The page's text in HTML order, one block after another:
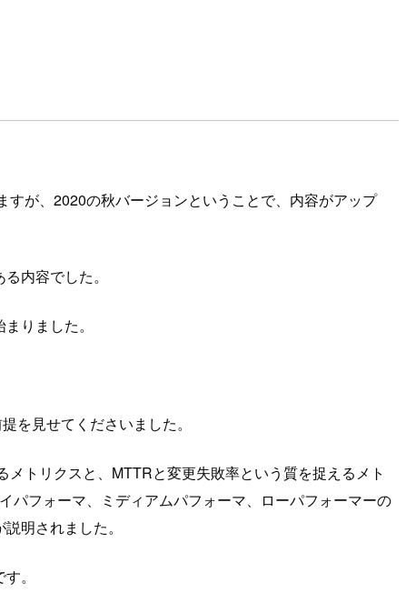
が、2020の秋バージョンということで、内容がアップ
内容でした。
りました。
を見せてくださいました。
トリクスと、MTTRと変更失敗率という質を捉えるメト
パフォーマ、ミディアムパフォーマ、ローパフォーマーの
明されました。
。